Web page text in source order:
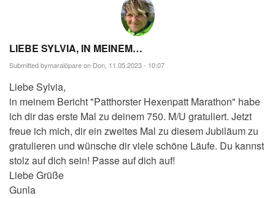
LIEBE SYLVIA, IN MEINEM…
Submitted bymaralöpareon Don, 11.05.2023 - 10:07
Liebe Sylvia,
in meinem Bericht "Patthorster Hexenpatt Marathon" habe
ich dir das erste Mal zu deinem 750. M/U gratuliert. Jetzt
freue ich mich, dir ein zweites Mal zu diesem Jubiläum zu
gratulieren und wünsche dir viele schöne Läufe. Du kannst
stolz auf dich sein! Passe auf dich auf!
Liebe Grüße
Gunla